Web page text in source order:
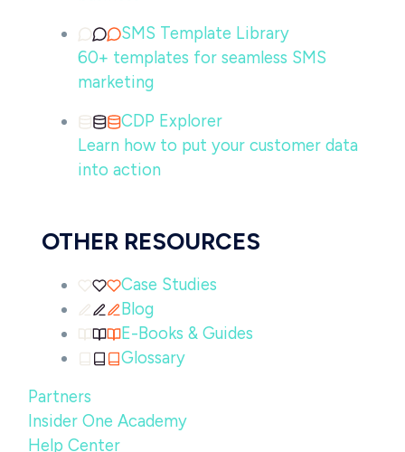
SMS Template Library
60+ templates for seamless SMS
marketing
CDP Explorer
Learn how to put your customer data
into action
OTHER RESOURCES
Case Studies
Blog
E-Books & Guides
Glossary
Partners
Insider One Academy
Help Center